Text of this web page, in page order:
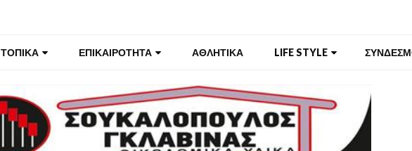
ΤΟΠΙΚΑ ΕΠΙΚΑΙΡΟΤΗΤΑ ΑΘΛΗΤΙΚΑ LIFE STYLE